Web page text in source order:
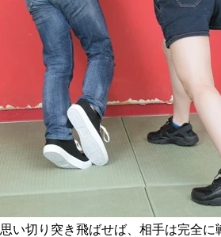
思い切り突き飛ばせば、相手は完全に